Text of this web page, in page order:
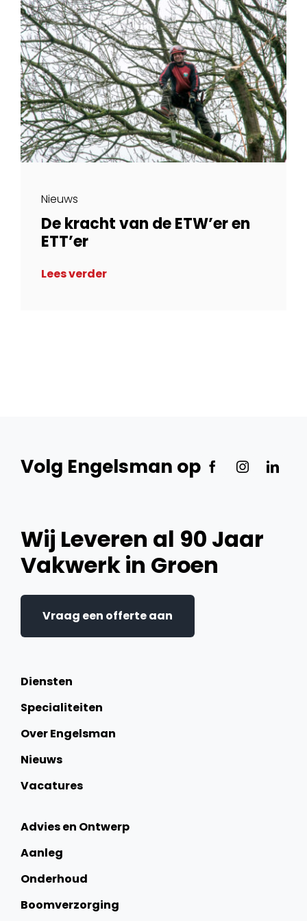
Nieuws
De kracht van de ETW’er en
ETT’er
Lees verder
Volg Engelsman op
Wij Leveren al 90 Jaar
Vakwerk in Groen
Vraag een offerte aan
Diensten
Specialiteiten
Over Engelsman
Nieuws
Vacatures
Advies en Ontwerp
Aanleg
Onderhoud
Boomverzorging